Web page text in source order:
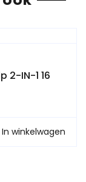
2-IN-1 16
In winkelwagen